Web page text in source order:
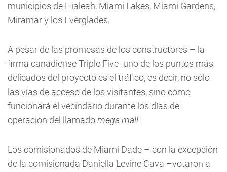
municipios de Hialeah, Miami Lakes, Miami Gardens,
Miramar y los Everglades.
A pesar de las promesas de los constructores – la
firma canadiense Triple Five- uno de los puntos más
delicados del proyecto es el tráfico, es decir, no sólo
las vías de acceso de los visitantes, sino cómo
funcionará el vecindario durante los días de
operación del llamadomega mall.
Los comisionados de Miami Dade – con la excepción
de la comisionada Daniella Levine Cava –votaron a